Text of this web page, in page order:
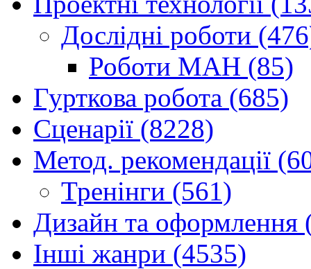
Дослідні роботи
Роботи МАН (85)
Гурткова робота (685)
Сценарії (8228)
Метод. рекомендації
Тренінги (561)
Дизайн та оформлення
Інші жанри (4535)